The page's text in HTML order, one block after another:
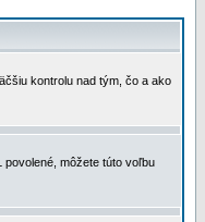
kontrolu nad tým, čo a ako
povolené, môžete túto voľbu